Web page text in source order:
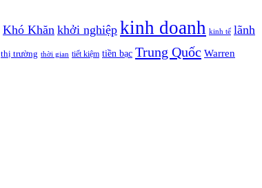
Khó Khăn khởi nghiệp kinh doanh kinh tế lãnh
thị trường thời gian tiết kiệm tiền bạc Trung Quốc Warren